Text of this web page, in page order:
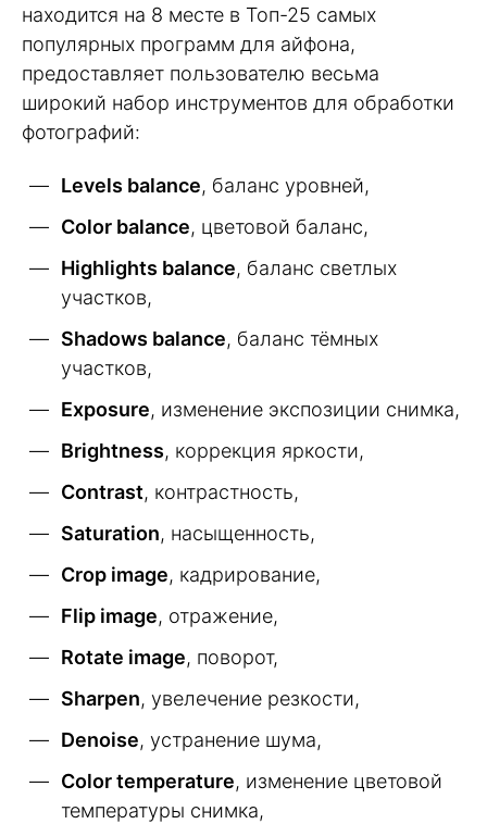
находится на 8 месте в Топ-25 самых
популярных программ для айфона,
предоставляет пользователю весьма
широкий набор инструментов для обработки
фотографий:
Levels balance, баланс уровней,
Color balance, цветовой баланс,
Highlights balance, баланс светлых
участков,
Shadows balance, баланс тёмных
участков,
Exposure, изменение экспозиции снимка,
Brightness, коррекция яркости,
Contrast, контрастность,
Saturation, насыщенность,
Crop image, кадрирование,
Flip image, отражение,
Rotate image, поворот,
Sharpen, увелечение резкости,
Denoise, устранение шума,
Color temperature, изменение цветовой
температуры снимка,